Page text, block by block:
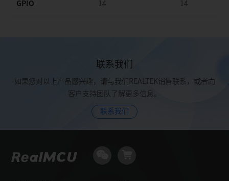
GPIO 14 14
SPI1 10MHz
USB Full Speed High Speed
QFN32, 5x5
联系我们
如果您对以上产品感兴趣，请与我们REALTEK销售联系，或者向
客户支持团队了解更多信息。
联系我们